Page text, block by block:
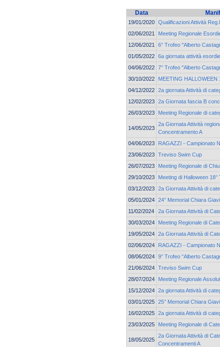
Data
19/01/2020 Qualificazioni Attività
02/06/2021
Meeting Regionale
12/06/2021
6° Trofeo "Alberto
01/05/2022 6a giornata attività
04/06/2022 7° Trofeo "Alberto
30/10/2022
MEETING HALLOWEEN
04/12/2022 2a giornata Attività di
12/02/2023 2a Giornata fascia B
26/03/2023
Meeting Regionale di
14/05/2023
2a Giornata Attività
Concentramento A
04/06/2023
RAGAZZI - Campionato
23/06/2023 Treviso Swim Cup
26/07/2023
Meeting Regionale di
29/10/2023
Meeting di Halloween
03/12/2023 2a Giornata Attività di
05/01/2024 24° Memorial Chiara
11/02/2024
2a Giornata Attività di
30/03/2024
Meeting Regionale di
19/05/2024 2a Giornata Attività di
02/06/2024
RAGAZZI - Campionato
08/06/2024 9° Trofeo “Alberto
21/06/2024 Treviso Swim Cup
28/07/2024
Meeting Regionale
15/12/2024 2a giornata Attività di
03/01/2025 25° Memorial Chiara
16/02/2025 2a giornata Attività di
23/03/2025
Meeting Regionale di
18/05/2025
2a Giornata Attività di
Concentramenti A